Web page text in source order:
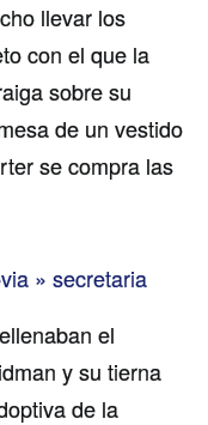
llevar los
con el que la
sobre su
de un vestido
se compra las
el
y su tierna
de la